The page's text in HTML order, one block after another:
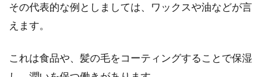
みなさんはどんなシャンプーで洗髪を行ってい
その代表的な例としましては、ワックスや油などが言
えます。
これは食品や、髪の毛をコーティングすることで保湿